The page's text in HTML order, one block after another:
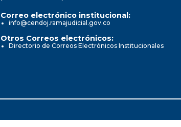
Correo electrónico institucional:
info@cendoj.ramajudicial.gov.co
Otros Correos electrónicos:
Directorio de Correos Electrónicos Institucionales